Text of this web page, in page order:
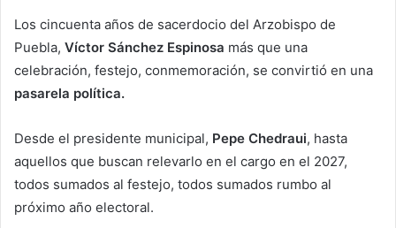
Los cincuenta años de sacerdocio del Arzobispo de
Puebla, Víctor Sánchez Espinosa más que una
celebración, festejo, conmemoración, se convirtió en una
pasarela política.
Desde el presidente municipal, Pepe Chedraui, hasta
aquellos que buscan relevarlo en el cargo en el 2027,
todos sumados al festejo, todos sumados rumbo al
próximo año electoral.